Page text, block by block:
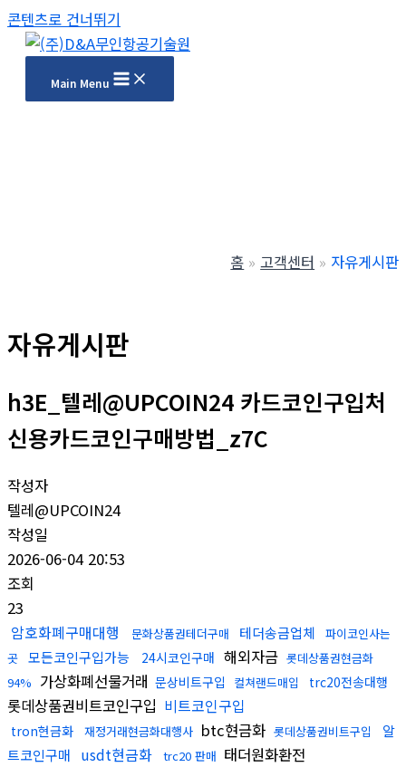
콘텐츠로 건너뛰기
Main Menu
홈 고객센터 자유게시판
자유게시판
h3E_텔레@UPCOIN24 카드코인구입처
신용카드코인구매방법_z7C
작성자
텔레@UPCOIN24
작성일
2026-06-04 20:53
조회
23
암호화폐구매대행
문화상품권테더구매 테더송금업체
파이코인사는
곳 모든코인구입가능 24시코인구매 해외자금 롯데상품권현금화
94% 가상화폐선물거래 문상비트구입 컬쳐랜드매입 trc20전송대행
롯데상품권비트코인구입 비트코인구입
tron현금화 재정거래현금화대행사 btc현금화 롯데상품권비트구입
알
트코인구매
usdt현금화 trc20 판매 태더원화환전